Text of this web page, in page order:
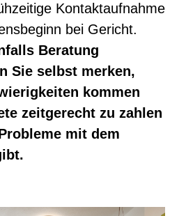
Kontaktaufnahme
bei Gericht.
Beratung
Sie selbst merken,
kommen
zeitgerecht zu zahlen
mit dem